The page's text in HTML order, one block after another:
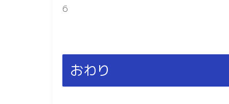
6
おわり